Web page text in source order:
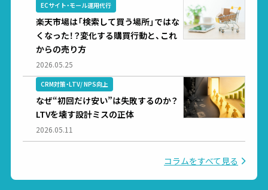
ECサイト・モール運用代行
楽天市場は「検索して買う場所」ではな
くなった！？変化する購買行動と、これ
からの売り方
2026.05.25
CRM対策・LTV/ NPS向上
なぜ“初回だけ安い”は失敗するのか？
LTVを壊す設計ミスの正体
2026.05.11
コラムをすべて見る